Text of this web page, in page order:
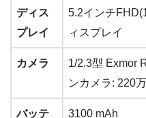
ディス
プレイ
5.2インチ
ィスプレイ
カメラ
1/2.3型 Exmor
ンカメラ: 220
バッテ
3100 mAh